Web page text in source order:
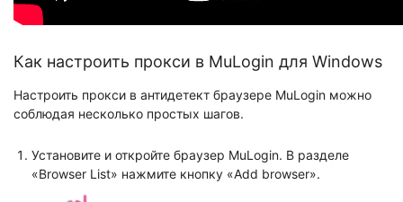
Как настроить прокси в MuLogin для Windows
Настроить прокси в антидетект браузере MuLogin можно
соблюдая несколько простых шагов.
Установите и откройте браузер MuLogin. В разделе
«Browser List» нажмите кнопку «Add browser».